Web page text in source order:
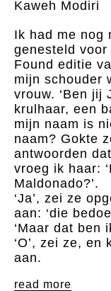
Kaweh Modiri
Ik had me nog
genesteld
Found editie
mijn schouder
vrouw. ‘Ben jij
krulhaar, een
mijn naam is
naam? Gokte
antwoorden
vroeg ik haar:
Maldonado?’.
‘Ja’, zei ze
aan: ‘die
‘Maar dat ben
‘O’, zei ze,
aan.
read more